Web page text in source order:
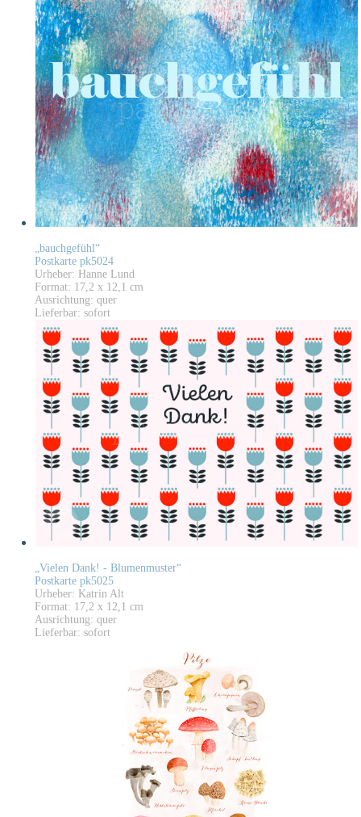
„bauchgefühl“
Postkarte pk5024
Urheber: Hanne Lund
Format: 17,2 x 12,1 cm
Ausrichtung: quer
Lieferbar: sofort
„Vielen Dank! - Blumenmuster“
Postkarte pk5025
Urheber: Katrin Alt
Format: 17,2 x 12,1 cm
Ausrichtung: quer
Lieferbar: sofort